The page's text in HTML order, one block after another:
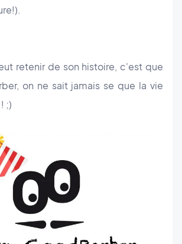
retenir de son histoire, c'est que
on ne sait jamais se que la vie
;)